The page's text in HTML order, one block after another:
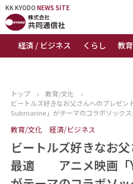
KK KYODO NEWS SITE
経済 / ビジネス くらし 教
KK KYODONEWS SITE
トップページ
ニュース
おすすめコンテンツ
出版物
トップ › 教育/文化
›
ビートルズ好きなお父さんへのプレゼ
Submarine」がテーマのコラボソック
教育/文化 経済/ビジネス
ビートルズ好きなお
最適 アニメ映画「